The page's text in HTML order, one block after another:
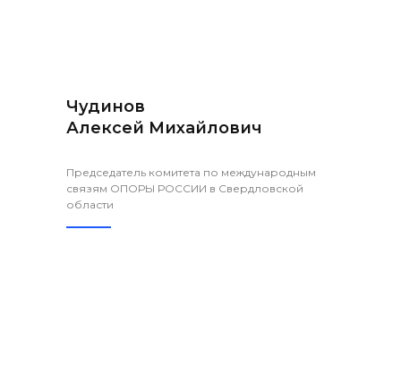
Чудинов
Алексей Михайлович
Председатель комитета по международным
связям ОПОРЫ РОССИИ в Свердловской
области